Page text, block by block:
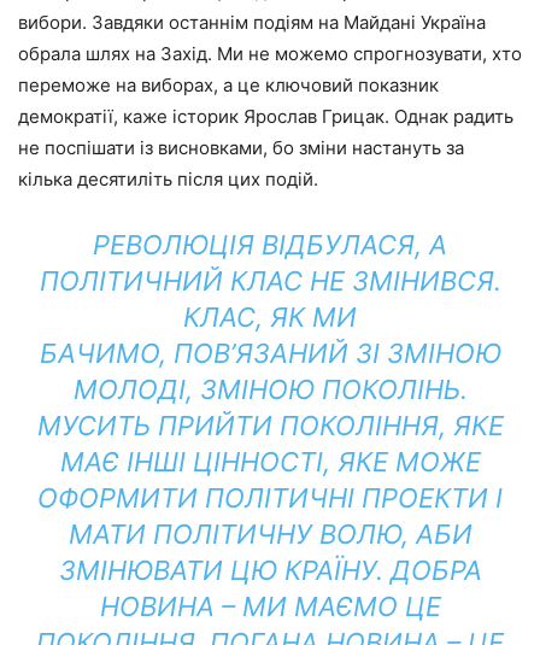
вибори. Завдяки останнім подіям на Майдані Україна
обрала шлях на Захід. Ми не можемо спрогнозувати, хто
переможе на виборах, а це ключовий показник
демократії, каже історик Ярослав Грицак. Однак радить
не поспішати із висновками, бо зміни настануть за
кілька десятиліть після цих подій.
РЕВОЛЮЦІЯ ВІДБУЛАСЯ, А
ПОЛІТИЧНИЙ КЛАС НЕ ЗМІНИВСЯ.
КЛАС, ЯК МИ
БАЧИМО, ПОВ’ЯЗАНИЙ ЗІ ЗМІНОЮ
МОЛОДІ, ЗМІНОЮ ПОКОЛІНЬ.
МУСИТЬ ПРИЙТИ ПОКОЛІННЯ, ЯКЕ
МАЄ ІНШІ ЦІННОСТІ, ЯКЕ МОЖЕ
ОФОРМИТИ ПОЛІТИЧНІ ПРОЕКТИ І
МАТИ ПОЛІТИЧНУ ВОЛЮ, АБИ
ЗМІНЮВАТИ ЦЮ КРАЇНУ. ДОБРА
НОВИНА – МИ МАЄМО ЦЕ